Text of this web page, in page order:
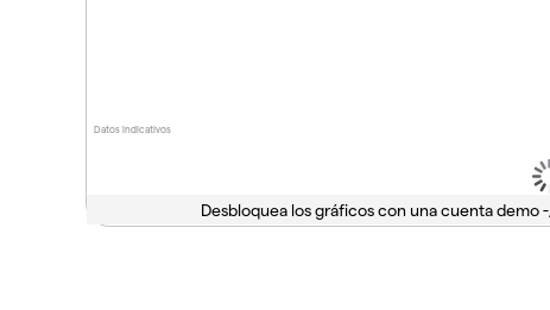
Datos indicativos
Desbloquea los gráficos con una cuenta demo -